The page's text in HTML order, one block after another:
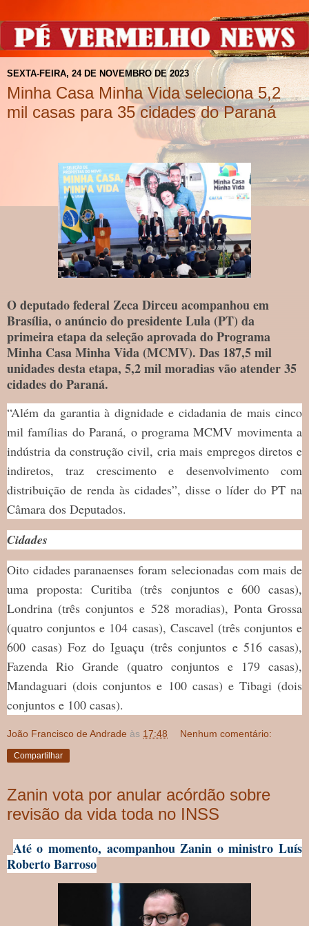
SEXTA-FEIRA, 24 DE NOVEMBRO DE 2023
Minha Casa Minha Vida seleciona 5,2
mil casas para 35 cidades do Paraná
O deputado federal Zeca Dirceu acompanhou em
Brasília, o anúncio do presidente Lula (PT) da
primeira etapa da seleção aprovada do Programa
Minha Casa Minha Vida (MCMV). Das 187,5 mil
unidades desta etapa, 5,2 mil moradias vão atender 35
cidades do Paraná.
“Além da garantia à dignidade e cidadania de mais cinco
mil famílias do Paraná, o programa MCMV movimenta a
indústria da construção civil, cria mais empregos diretos e
indiretos, traz crescimento e desenvolvimento com
distribuição de renda às cidades”, disse o líder do PT na
Câmara dos Deputados.
Cidades
Oito cidades paranaenses foram selecionadas com mais de
uma proposta: Curitiba (três conjuntos e 600 casas),
Londrina (três conjuntos e 528 moradias), Ponta Grossa
(quatro conjuntos e 104 casas), Cascavel (três conjuntos e
600 casas) Foz do Iguaçu (três conjuntos e 516 casas),
Fazenda Rio Grande (quatro conjuntos e 179 casas),
Mandaguari (dois conjuntos e 100 casas) e Tibagi (dois
conjuntos e 100 casas).
João Francisco de Andrade às 17:48 Nenhum comentário:
Compartilhar
Zanin vota por anular acórdão sobre
revisão da vida toda no INSS
Até o momento, acompanhou Zanin o ministro Luís
Roberto Barroso